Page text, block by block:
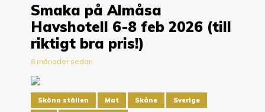
Smaka på Almåsa
Havshotell 6-8 feb 2026 (till
riktigt bra pris!)
8 månader sedan
Sköna ställen Mat Skåne Sverige